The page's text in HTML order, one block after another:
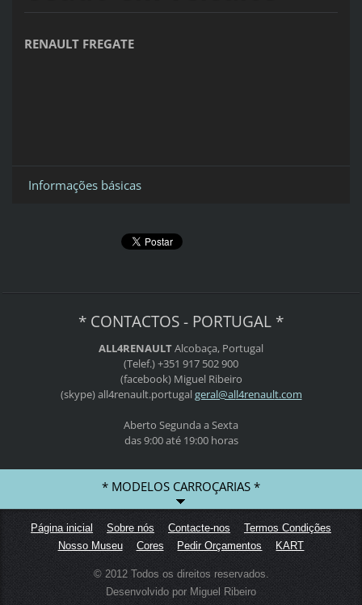
RENAULT FREGATE
Informações básicas
* CONTACTOS - PORTUGAL *
ALL4RENAULTAlcobaça, Portugal
(Telef.) +351 917 502 900
(facebook) Miguel Ribeiro
(skype) all4renault.portugal geral@all4renault.com
Aberto Segunda a Sexta
das 9:00 até 19:00 horas
* MODELOS CARROÇARIAS *
Página inicial Sobre nós Contacte-nos
Termos Condições
Nosso Museu
Cores Pedir Orçamentos KART
© 2012 Todos os direitos reservados.
Desenvolvido por Miguel Ribeiro